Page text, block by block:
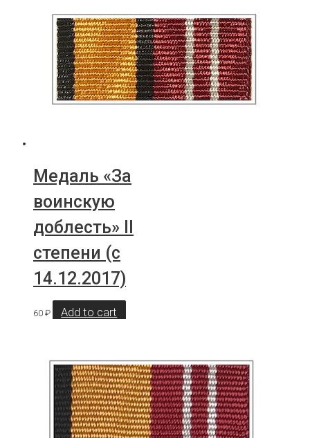
Медаль «За
воинскую
доблесть» II
степени (с
14.12.2017)
60 ₽ Add to cart